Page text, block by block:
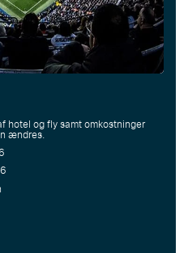
hotel og fly samt omkostninger
ændres.